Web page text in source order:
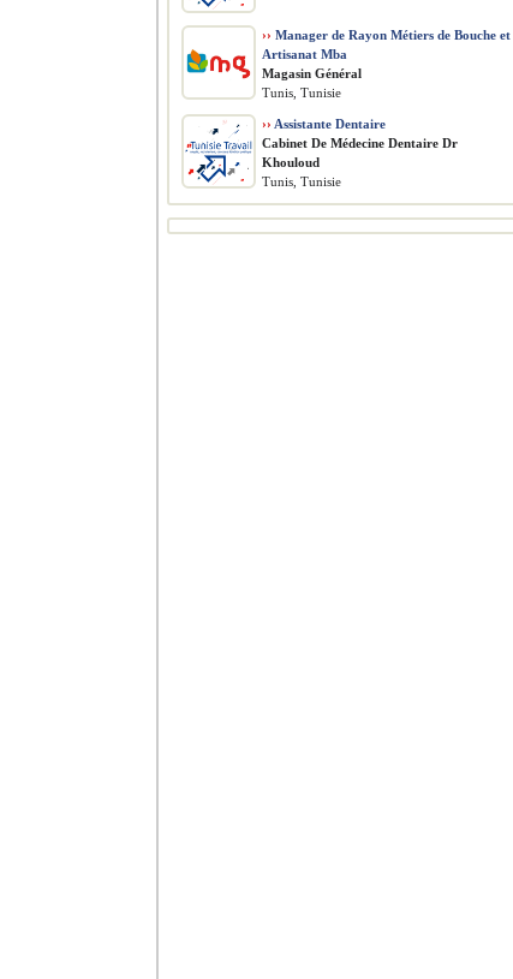
›› Manager de Rayon Métiers de Bouche et
Artisanat Mba
Magasin Général
Tunis, Tunisie
›› Assistante Dentaire
Cabinet De Médecine Dentaire Dr
Khouloud
Tunis, Tunisie